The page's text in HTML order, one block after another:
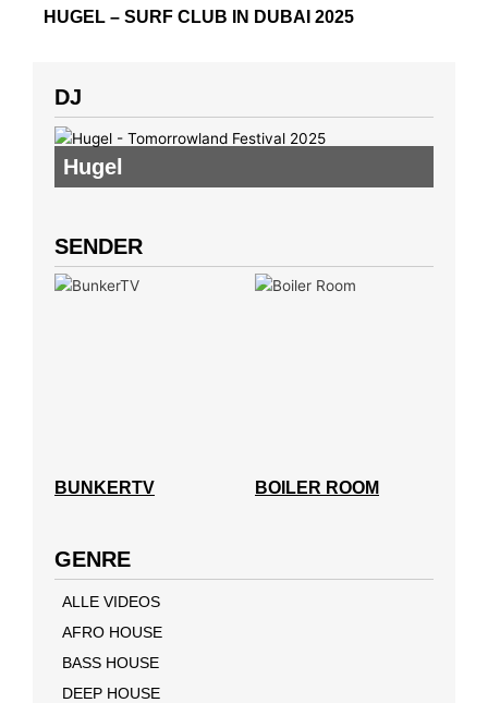
HUGEL – SURF CLUB IN DUBAI 2025
DJ
Hugel
SENDER
BUNKERTV BOILER ROOM
GENRE
ALLE VIDEOS
AFRO HOUSE
BASS HOUSE
DEEP HOUSE